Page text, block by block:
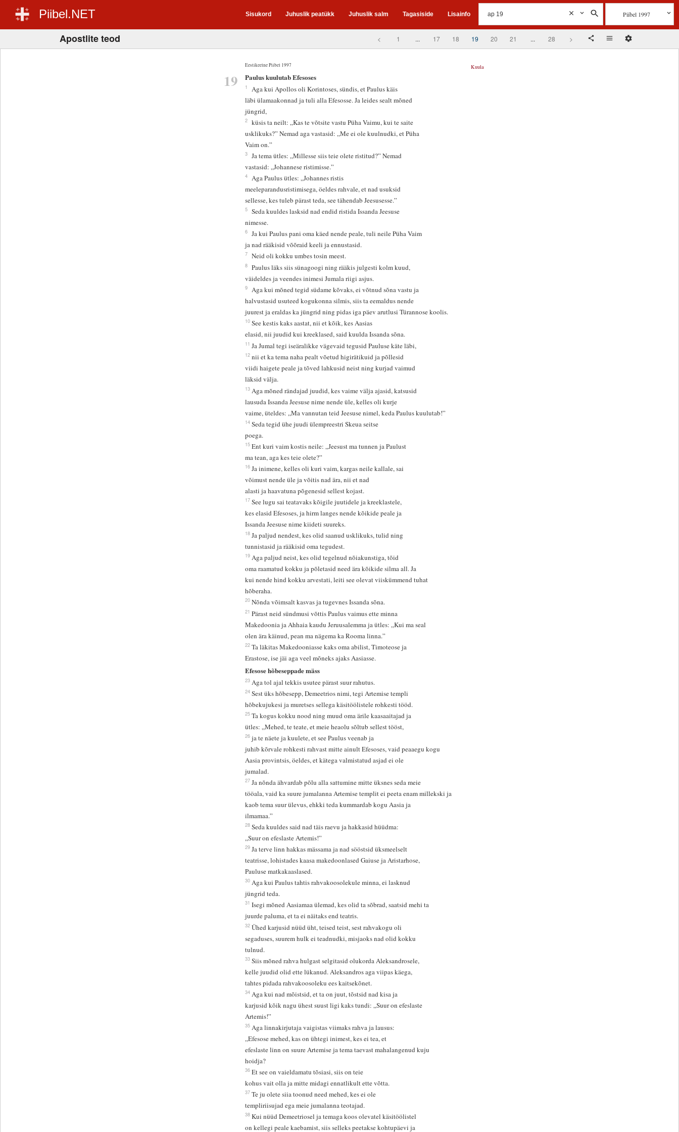
Piibel.NET Sisukord Juhuslik peatükk Juhuslik salm Tagasiside Lisainfo Piibel 1997
Apostlite teod < 1 ... 17 18 19 20 21 ... 28 >
Eestikeelne Piibel 1997
19
Kuula
Paulus kuulutab Efesoses
1
Aga kui Apollos oli Korintoses, sündis, et Paulus käis
läbi ülamaakonnad ja tuli alla Efesosse. Ja leides sealt mõned
jüngrid,
2
küsis ta neilt: „Kas te võtsite vastu Püha Vaimu, kui te saite
usklikuks?” Nemad aga vastasid: „Me ei ole kuulnudki, et Püha
Vaim on.”
3
Ja tema ütles: „Millesse siis teie olete ristitud?” Nemad
vastasid: „Johannese ristimisse.”
4
Aga Paulus ütles: „Johannes ristis
meeleparandusristimisega, öeldes rahvale, et nad usuksid
sellesse, kes tuleb pärast teda, see tähendab Jeesusesse.”
5
Seda kuuldes lasksid nad endid ristida Issanda Jeesuse
nimesse.
6
Ja kui Paulus pani oma käed nende peale, tuli neile Püha Vaim
ja nad rääkisid võõraid keeli ja ennustasid.
7 Neid oli kokku umbes tosin meest.
8
Paulus läks siis sünagoogi ning rääkis julgesti kolm kuud,
väideldes ja veendes inimesi Jumala riigi asjus.
9
Aga kui mõned tegid südame kõvaks, ei võtnud sõna vastu ja
halvustasid usuteed kogukonna silmis, siis ta eemaldus nende
juurest ja eraldas ka jüngrid ning pidas iga päev arutlusi Türannose koolis.
10 See kestis kaks aastat, nii et kõik, kes Aasias
elasid, nii juudid kui kreeklased, said kuulda Issanda sõna.
11 Ja Jumal tegi iseäralikke vägevaid tegusid Pauluse käte läbi,
12 nii et ka tema naha pealt võetud higirätikuid ja põllesid
viidi haigete peale ja tõved lahkusid neist ning kurjad vaimud
läksid välja.
13 Aga mõned rändajad juudid, kes vaime välja ajasid, katsusid
lausuda Issanda Jeesuse nime nende üle, kelles oli kurje
vaime, üteldes: „Ma vannutan teid Jeesuse nimel, keda Paulus kuulutab!”
14 Seda tegid ühe juudi ülempreestri Skeua seitse
poega.
15 Ent kuri vaim kostis neile: „Jeesust ma tunnen ja Paulust
ma tean, aga kes teie olete?”
16 Ja inimene, kelles oli kuri vaim, kargas neile kallale, sai
võimust nende üle ja võitis nad ära, nii et nad
alasti ja haavatuna põgenesid sellest kojast.
17 See lugu sai teatavaks kõigile juutidele ja kreeklastele,
kes elasid Efesoses, ja hirm langes nende kõikide peale ja
Issanda Jeesuse nime kiideti suureks.
18 Ja paljud nendest, kes olid saanud usklikuks, tulid ning
tunnistasid ja rääkisid oma tegudest.
19 Aga paljud neist, kes olid tegelnud nõiakunstiga, tõid
oma raamatud kokku ja põletasid need ära kõikide silma all. Ja
kui nende hind kokku arvestati, leiti see olevat viiskümmend tuhat
hõberaha.
20 Nõnda võimsalt kasvas ja tugevnes Issanda sõna.
21 Pärast neid sündmusi võttis Paulus vaimus ette minna
Makedoonia ja Ahhaia kaudu Jeruusalemma ja ütles: „Kui ma seal
olen ära käinud, pean ma nägema ka Rooma linna.”
22 Ta läkitas Makedooniasse kaks oma abilist, Timoteose ja
Erastose, ise jäi aga veel mõneks ajaks Aasiasse.
Efesose hõbeseppade mäss
23 Aga tol ajal tekkis usutee pärast suur rahutus.
24 Sest üks hõbesepp, Demeetrios nimi, tegi Artemise templi
hõbekujukesi ja muretses sellega käsitöölistele rohkesti tööd.
25 Ta kogus kokku nood ning muud oma ärile kaasaaitajad ja
ütles: „Mehed, te teate, et meie heaolu sõltub sellest tööst,
26 ja te näete ja kuulete, et see Paulus veenab ja
juhib kõrvale rohkesti rahvast mitte ainult Efesoses, vaid peaaegu kogu
Aasia provintsis, öeldes, et kätega valmistatud asjad ei ole
jumalad.
27 Ja nõnda ähvardab põlu alla sattumine mitte üksnes seda meie
tööala, vaid ka suure jumalanna Artemise templit ei peeta enam millekski ja
kaob tema suur ülevus, ehkki teda kummardab kogu Aasia ja
ilmamaa.”
28 Seda kuuldes said nad täis raevu ja hakkasid hüüdma:
„Suur on efeslaste Artemis!”
29 Ja terve linn hakkas mässama ja nad sööstsid üksmeelselt
teatrisse, lohistades kaasa makedoonlased Gaiuse ja Aristarhose,
Pauluse matkakaaslased.
30 Aga kui Paulus tahtis rahvakoosolekule minna, ei lasknud
jüngrid teda.
31 Isegi mõned Aasiamaa ülemad, kes olid ta sõbrad, saatsid mehi ta
juurde paluma, et ta ei näitaks end teatris.
32 Ühed karjusid nüüd üht, teised teist, sest rahvakogu oli
segaduses, suurem hulk ei teadnudki, misjaoks nad olid kokku
tulnud.
33 Siis mõned rahva hulgast selgitasid olukorda Aleksandrosele,
kelle juudid olid ette lükanud. Aleksandros aga viipas käega,
tahtes pidada rahvakoosoleku ees kaitsekõnet.
34 Aga kui nad mõistsid, et ta on juut, tõstsid nad kisa ja
karjusid kõik nagu ühest suust ligi kaks tundi: „Suur on efeslaste
Artemis!”
35 Aga linnakirjutaja vaigistas viimaks rahva ja lausus:
„Efesose mehed, kas on ühtegi inimest, kes ei tea, et
efeslaste linn on suure Artemise ja tema taevast mahalangenud kuju
hoidja?
36 Et see on vaieldamatu tõsiasi, siis on teie
kohus vait olla ja mitte midagi ennatlikult ette võtta.
37 Te ju olete siia toonud need mehed, kes ei ole
templiriisujad ega meie jumalanna teotajad.
38 Kui nüüd Demeetriosel ja temaga koos olevatel käsitöölistel
on kellegi peale kaebamist, siis selleks peetakse kohtupäevi ja